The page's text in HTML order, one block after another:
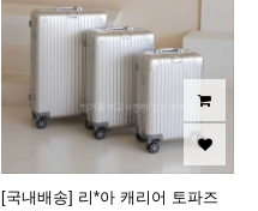
[국내배송] 리*아 캐리어 토파즈